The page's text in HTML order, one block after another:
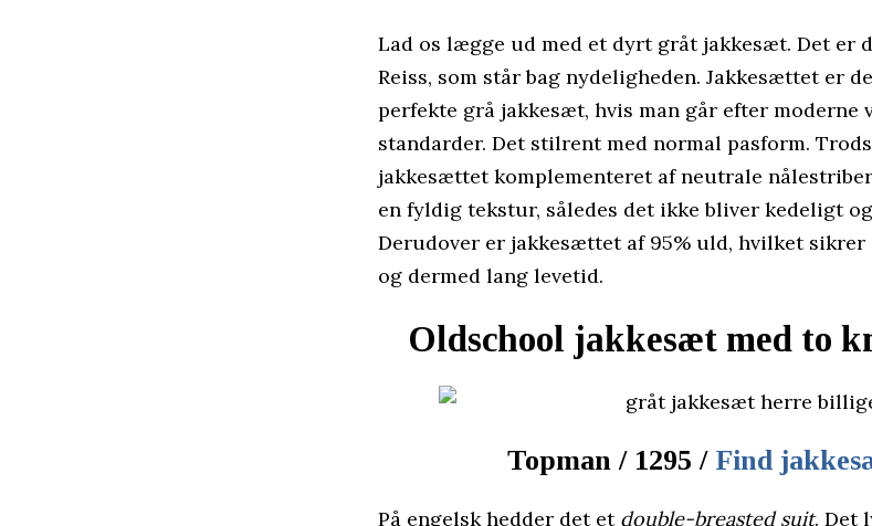
Lad os lægge ud med et dyrt gråt jakkesæt. Det er
Reiss, som står bag nydeligheden. Jakkesættet er
perfekte grå jakkesæt, hvis man går efter moderne
standarder. Det stilrent med normal pasform.
jakkesættet komplementeret af neutrale
en fyldig tekstur, således det ikke bliver kedeligt
Derudover er jakkesættet af 95% uld, hvilket
og dermed lang levetid.
Oldschool jakkesæt med to
Topman / 1295 / Find
På engelsk hedder det et double-breasted suit. Det